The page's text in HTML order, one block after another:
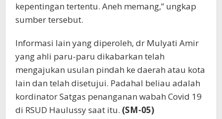
kepentingan tertentu. Aneh memang,” ungkap
sumber tersebut.
Informasi lain yang diperoleh, dr Mulyati Amir
yang ahli paru-paru dikabarkan telah
mengajukan usulan pindah ke daerah atau kota
lain dan telah disetujui. Padahal beliau adalah
kordinator Satgas penanganan wabah Covid 19
di RSUD Haulussy saat itu. (SM-05)